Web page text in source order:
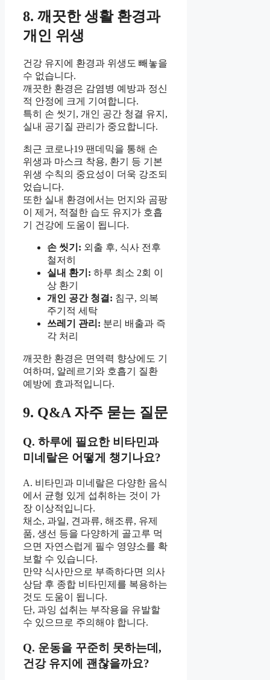
8. 깨끗한 생활 환경과
개인 위생
건강 유지에 환경과 위생도 빼놓을
수 없습니다.
깨끗한 환경은 감염병 예방과 정신
적 안정에 크게 기여합니다.
특히 손 씻기, 개인 공간 청결 유지,
실내 공기질 관리가 중요합니다.
최근 코로나19 팬데믹을 통해 손
위생과 마스크 착용, 환기 등 기본
위생 수칙의 중요성이 더욱 강조되
었습니다.
또한 실내 환경에서는 먼지와 곰팡
이 제거, 적절한 습도 유지가 호흡
기 건강에 도움이 됩니다.
손 씻기: 외출 후, 식사 전후
철저히
실내 환기: 하루 최소 2회 이
상 환기
개인 공간 청결: 침구, 의복
주기적 세탁
쓰레기 관리: 분리 배출과 즉
각 처리
깨끗한 환경은 면역력 향상에도 기
여하며, 알레르기와 호흡기 질환
예방에 효과적입니다.
9. Q&A 자주 묻는 질문
Q. 하루에 필요한 비타민과
미네랄은 어떻게 챙기나요?
A. 비타민과 미네랄은 다양한 음식
에서 균형 있게 섭취하는 것이 가
장 이상적입니다.
채소, 과일, 견과류, 해조류, 유제
품, 생선 등을 다양하게 골고루 먹
으면 자연스럽게 필수 영양소를 확
보할 수 있습니다.
만약 식사만으로 부족하다면 의사
상담 후 종합 비타민제를 복용하는
것도 도움이 됩니다.
단, 과잉 섭취는 부작용을 유발할
수 있으므로 주의해야 합니다.
Q. 운동을 꾸준히 못하는데,
건강 유지에 괜찮을까요?